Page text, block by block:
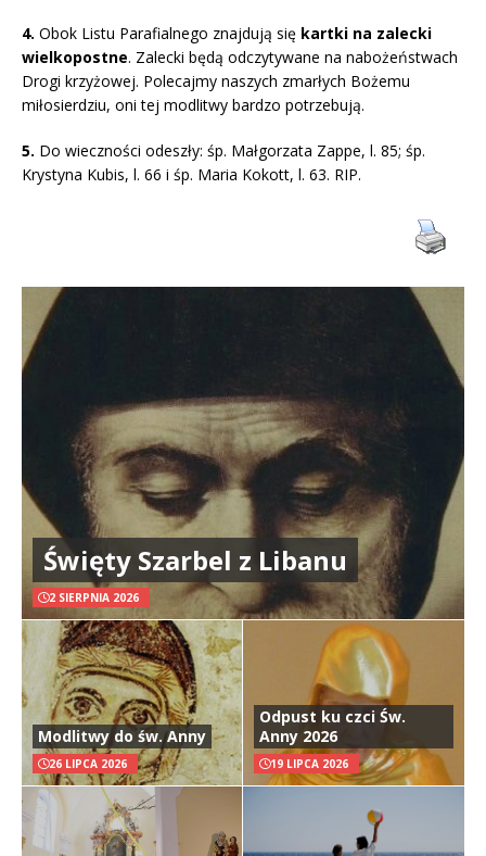
4. Obok Listu Parafialnego znajdują się kartki na zalecki
wielkopostne. Zalecki będą odczytywane na nabożeństwach
Drogi krzyżowej. Polecajmy naszych zmarłych Bożemu
miłosierdziu, oni tej modlitwy bardzo potrzebują.
5. Do wieczności odeszły: śp. Małgorzata Zappe, l. 85; śp.
Krystyna Kubis, l. 66 i śp. Maria Kokott, l. 63. RIP.
Święty Szarbel z Libanu
2 SIERPNIA 2026
Modlitwy do św. Anny
26 LIPCA 2026
Odpust ku czci Św.
Anny 2026
19 LIPCA 2026